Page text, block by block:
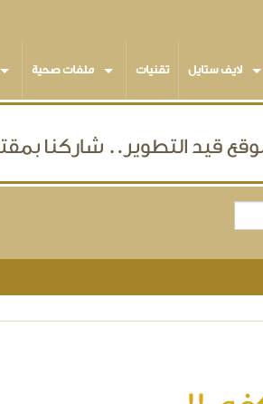
ملفات صحية تقنيات لايف ستايل